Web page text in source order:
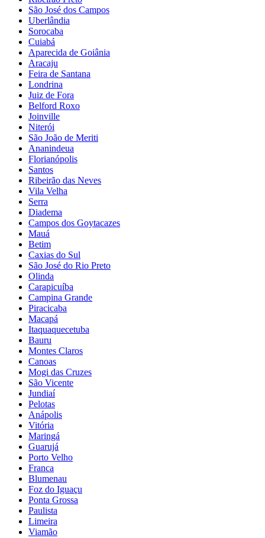
São José dos Campos
Uberlândia
Sorocaba
Cuiabá
Aparecida de Goiânia
Aracaju
Feira de Santana
Londrina
Juiz de Fora
Belford Roxo
Joinville
Niterói
São João de Meriti
Ananindeua
Florianópolis
Santos
Ribeirão das Neves
Vila Velha
Serra
Diadema
Campos dos Goytacazes
Mauá
Betim
Caxias do Sul
São José do Rio Preto
Olinda
Carapicuíba
Campina Grande
Piracicaba
Macapá
Itaquaquecetuba
Bauru
Montes Claros
Canoas
Mogi das Cruzes
São Vicente
Jundiaí
Pelotas
Anápolis
Vitória
Maringá
Guarujá
Porto Velho
Franca
Blumenau
Foz do Iguaçu
Ponta Grossa
Paulista
Limeira
Viamão